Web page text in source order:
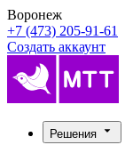
Воронеж
+7 (473) 205-91-61
Создать аккаунт
Решения